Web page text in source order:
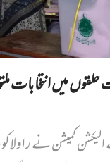
میں انتخابات
کمیشن نے